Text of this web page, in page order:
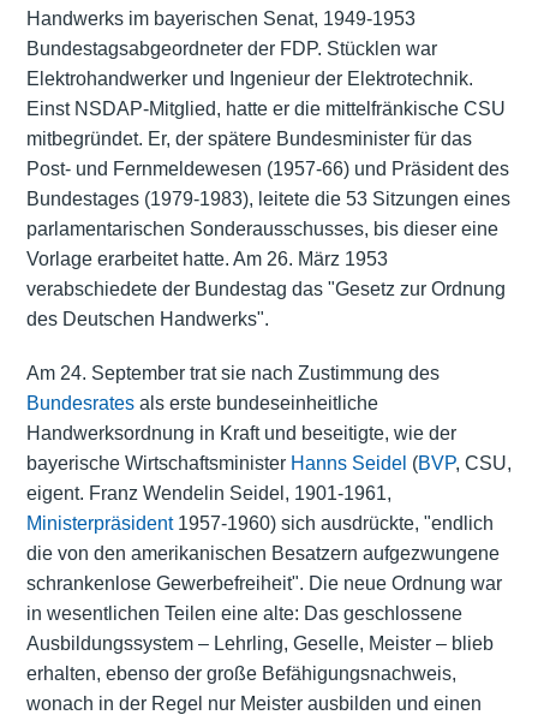
Handwerks im bayerischen Senat, 1949-1953
Bundestagsabgeordneter der FDP. Stücklen war
Elektrohandwerker und Ingenieur der Elektrotechnik.
Einst NSDAP-Mitglied, hatte er die mittelfränkische CSU
mitbegründet. Er, der spätere Bundesminister für das
Post- und Fernmeldewesen (1957-66) und Präsident des
Bundestages (1979-1983), leitete die 53 Sitzungen eines
parlamentarischen Sonderausschusses, bis dieser eine
Vorlage erarbeitet hatte. Am 26. März 1953
verabschiedete der Bundestag das "Gesetz zur Ordnung
des Deutschen Handwerks".
Am 24. September trat sie nach Zustimmung des
Bundesratesals erste bundeseinheitliche
Handwerksordnung in Kraft und beseitigte, wie der
bayerische Wirtschaftsminister Hanns Seidel (BVP, CSU,
eigent. Franz Wendelin Seidel, 1901-1961,
Ministerpräsident1957-1960) sich ausdrückte, "endlich
die von den amerikanischen Besatzern aufgezwungene
schrankenlose Gewerbefreiheit". Die neue Ordnung war
in wesentlichen Teilen eine alte: Das geschlossene
Ausbildungssystem – Lehrling, Geselle, Meister – blieb
erhalten, ebenso der große Befähigungsnachweis,
wonach in der Regel nur Meister ausbilden und einen